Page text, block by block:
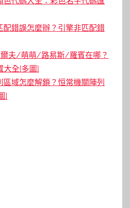
配錯誤怎麼辦？引擎非匹配錯
夫/萌萌/路易斯/羅賓在哪？
大全[多圖]
域怎麼解鎖？恒常機關陣列
]